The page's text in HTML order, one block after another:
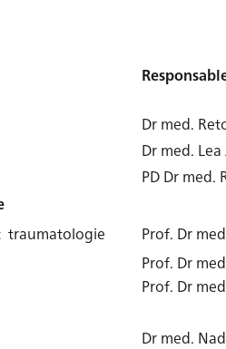
Dr med.
Dr med.
PD Dr med.
traumatologie
Prof. Dr
Prof. Dr
Prof. Dr
Dr med.